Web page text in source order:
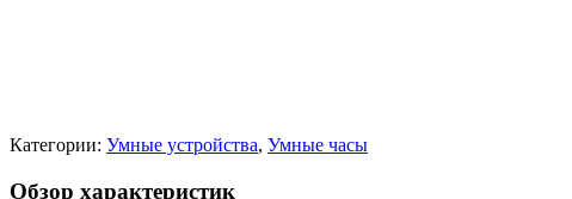
Категории: Умные устройства, Умные часы
Обзор характеристик